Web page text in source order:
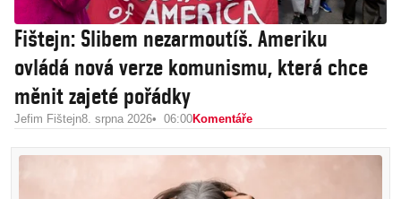
Fištejn: Slibem nezarmoutíš. Ameriku
ovládá nová verze komunismu, která chce
měnit zajeté pořádky
Jefim Fištejn8. srpna 2026 06:00Komentáře